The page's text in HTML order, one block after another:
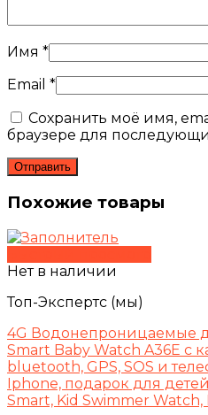
Имя *
Email *
Сохранить моё имя,
браузере для
Похожие товары
Нет в наличии
Топ-Экспертс (мы)
4G Водонепроницаемые
Smart Baby Watch A36E с
bluetooth, GPS, SOS и
Iphone, подарок для детей
Smart, Kid Swimmer Watch,